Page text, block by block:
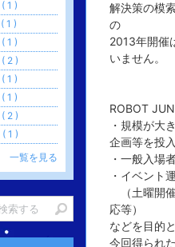
解決策の模
の
2013年開催
いません。
ROBOT
・規模が大
企画等を投
・一般入場
・イベント
（土曜開
応等）
などを目的
今回得られ
1 )
1 )
1 )
2 )
1 )
1 )
2 )
1 )
一覧を見る